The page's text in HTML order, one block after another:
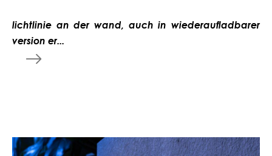
lichtlinie an der wand, auch in wiederaufladbarer
version er...